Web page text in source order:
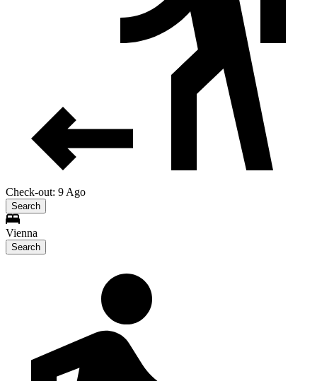
Check-out: 9 Ago
Search
Vienna
Search